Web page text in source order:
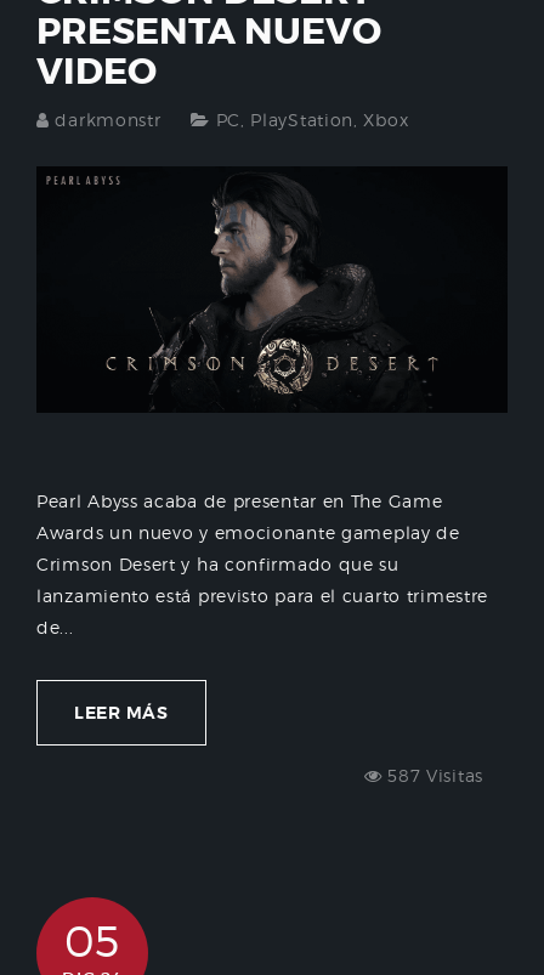
PRESENTA NUEVO
VIDEO
darkmonstr PC PlayStation Xbox
Pearl Abyss acaba de presentar en The Game
Awards un nuevo y emocionante gameplay de
Crimson Desert y ha confirmado que su
lanzamiento está previsto para el cuarto trimestre
de...
LEER MÁS
587 Visitas
05